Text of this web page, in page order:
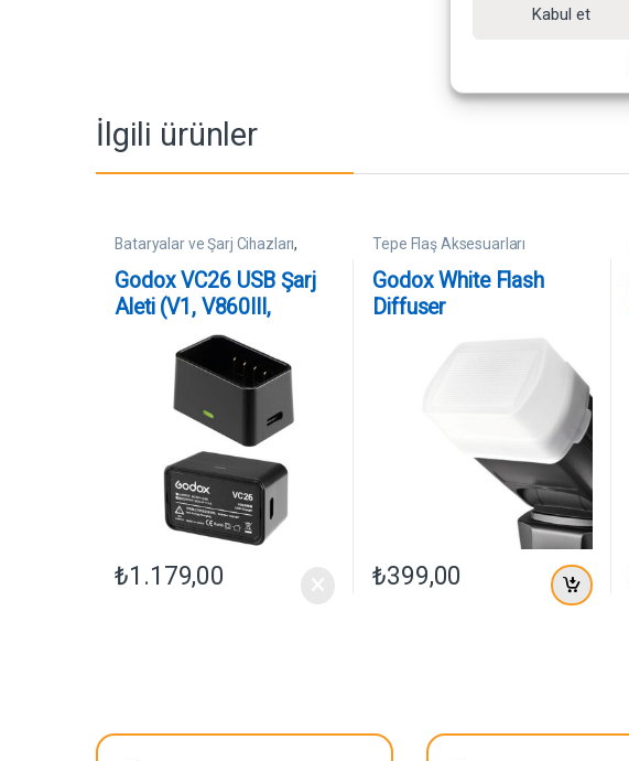
Kabul et
İlgili ürünler
Bataryalar ve Şarj Cihazları,
Godox VC26 USB Şarj
Aleti (V1, V860III,
AD100Pro, MF-R76)
₺1.179,00
Tepe Flaş Aksesuarları
Godox White Flash
Diffuser
₺399,00